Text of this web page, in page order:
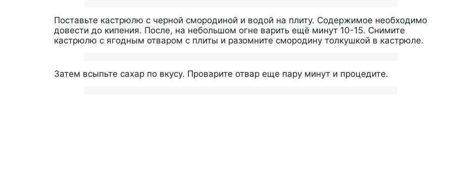
Поставьте кастрюлю с черной смородиной и водой на плиту. Содержимое необходимо
довести до кипения. После, на небольшом огне варить ещё минут 10-15. Снимите
кастрюлю с ягодным отваром с плиты и разомните смородину толкушкой в кастрюле.
Затем всыпьте сахар по вкусу. Проварите отвар еще пару минут и процедите.